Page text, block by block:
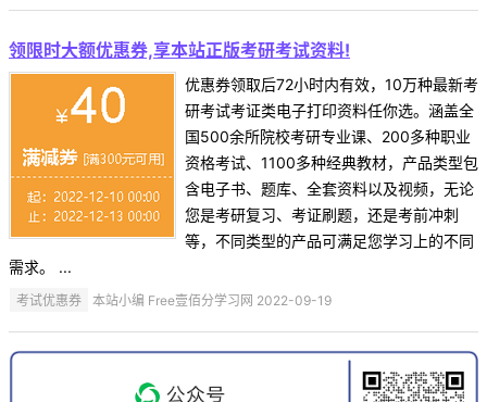
领限时大额优惠券,享本站正版考研考试资料!
优惠券领取后72小时内有效，10万种最新考
研考试考证类电子打印资料任你选。涵盖全
国500余所院校考研专业课、200多种职业
资格考试、1100多种经典教材，产品类型包
含电子书、题库、全套资料以及视频，无论
您是考研复习、考证刷题，还是考前冲刺
等，不同类型的产品可满足您学习上的不同
需求。 ...
考试优惠券 本站小编 Free壹佰分学习网 2022-09-19